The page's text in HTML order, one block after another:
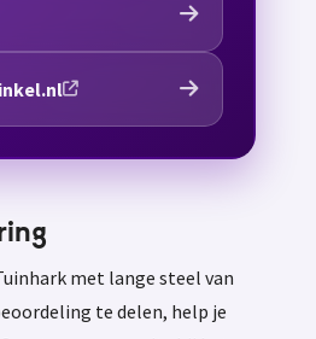
met lange steel van
te delen, help je